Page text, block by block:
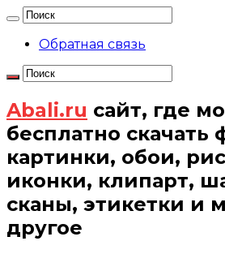
Обратная связь
Abali.ru сайт, где
бесплатно скачать
картинки, обои,
иконки, клипарт,
сканы, этикетки и
другое